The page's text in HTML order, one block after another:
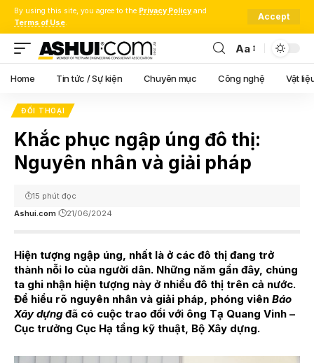
By using this site, you agree to the Privacy Policy and
Terms of Use.
Accept
Font
Resizer
Aa
Home Tin tức / Sự kiện Chuyên mục Công nghệ Vật
ĐỐI THOẠI
Khắc phục ngập úng đô thị:
Nguyên nhân và giải pháp
Ashui.com 21/06/2024
15 phút đọc
Hiện tượng ngập úng, nhất là ở các đô thị đang trở
thành nỗi lo của người dân. Những năm gần đây, chúng
ta ghi nhận hiện tượng này ở nhiều đô thị trên cả nước.
Để hiểu rõ nguyên nhân và giải pháp, phóng viên Báo
Xây dựngđã có cuộc trao đổi với ông Tạ Quang Vinh –
Cục trưởng Cục Hạ tầng kỹ thuật, Bộ Xây dựng.